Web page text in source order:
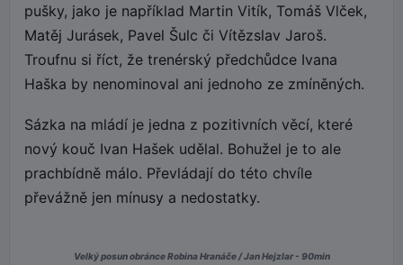
pušky, jako je například Martin Vitík, Tomáš Vlček,
Matěj Jurásek, Pavel Šulc či Vítězslav Jaroš.
Troufnu si říct, že trenérský předchůdce Ivana
Haška by nenominoval ani jednoho ze zmíněných.
Sázka na mládí je jedna z pozitivních věcí, které
nový kouč Ivan Hašek udělal. Bohužel je to ale
prachbídně málo. Převládají do této chvíle
převážně jen mínusy a nedostatky.
Velký posun obránce Robina Hranáče / Jan Hejzlar - 90min